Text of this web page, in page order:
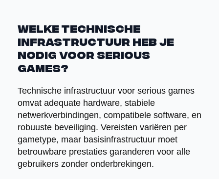
Welke technische
infrastructuur heb je
nodig voor serious
games?
Technische infrastructuur voor serious games
omvat adequate hardware, stabiele
netwerkverbindingen, compatibele software, en
robuuste beveiliging. Vereisten variëren per
gametype, maar basisinfrastructuur moet
betrouwbare prestaties garanderen voor alle
gebruikers zonder onderbrekingen.